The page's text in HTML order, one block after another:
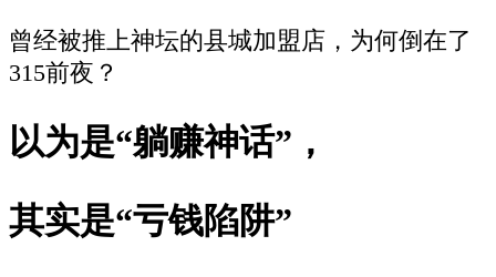
曾经被推上神坛的县城加盟店，为何倒在了
315前夜？
以为是“躺赚神话”，
其实是“亏钱陷阱”